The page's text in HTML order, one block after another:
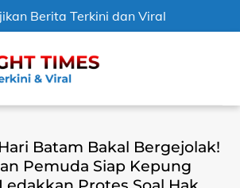
Berita Terkini dan Viral
Batam Bakal Bergejolak!
Pemuda Siap Kepung